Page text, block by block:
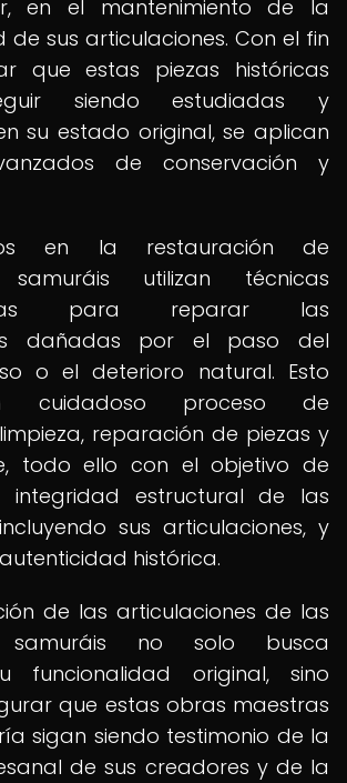
en el mantenimiento de la
de sus articulaciones. Con el fin
que estas piezas históricas
siendo estudiadas y
su estado original, se aplican
de conservación y
en la restauración de
samuráis utilizan técnicas
para reparar las
dañadas por el paso del
o el deterioro natural. Esto
cuidadoso proceso de
reparación de piezas y
todo ello con el objetivo de
integridad estructural de las
sus articulaciones, y
histórica.
de las articulaciones de las
samuráis no solo busca
funcionalidad original, sino
que estas obras maestras
sigan siendo testimonio de la
de sus creadores y de la